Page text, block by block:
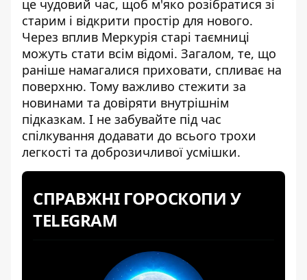
це чудовий час, щоб м'яко розібратися зі
старим і відкрити простір для нового.
Через вплив Меркурія старі таємниці
можуть стати всім відомі. Загалом, те, що
раніше намагалися приховати, спливає на
поверхню. Тому важливо стежити за
новинами та довіряти внутрішнім
підказкам. І не забувайте під час
спілкування додавати до всього трохи
легкості та доброзичливої усмішки.
СПРАВЖНІ ГОРОСКОПИ У
TELEGRAM